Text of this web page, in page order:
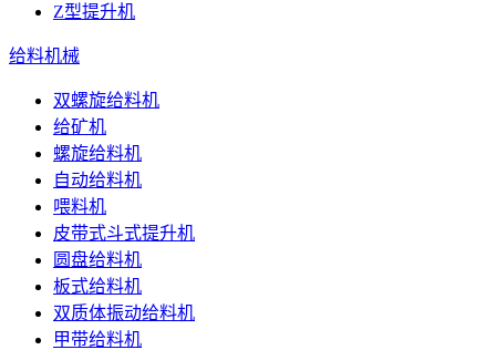
Z型提升机
给料机械
双螺旋给料机
给矿机
螺旋给料机
自动给料机
喂料机
皮带式斗式提升机
圆盘给料机
板式给料机
双质体振动给料机
甲带给料机